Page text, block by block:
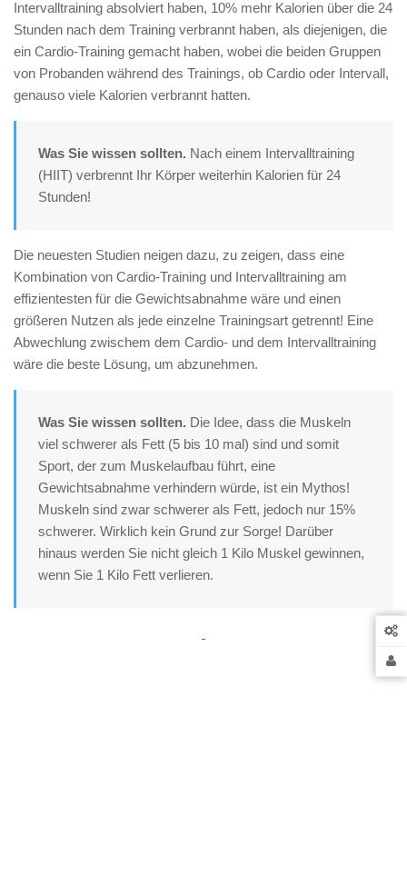
Intervalltraining absolviert haben, 10% mehr Kalorien über die 24
Stunden nach dem Training verbrannt haben, als diejenigen, die
ein Cardio-Training gemacht haben, wobei die beiden Gruppen
von Probanden während des Trainings, ob Cardio oder Intervall,
genauso viele Kalorien verbrannt hatten.
Was Sie wissen sollten. Nach einem Intervalltraining
(HIIT) verbrennt Ihr Körper weiterhin Kalorien für 24
Stunden!
Die neuesten Studien neigen dazu, zu zeigen, dass eine
Kombination von Cardio-Training und Intervalltraining am
effizientesten für die Gewichtsabnahme wäre und einen
größeren Nutzen als jede einzelne Trainingsart getrennt! Eine
Abwechlung zwischem dem Cardio- und dem Intervalltraining
wäre die beste Lösung, um abzunehmen.
Was Sie wissen sollten. Die Idee, dass die Muskeln
viel schwerer als Fett (5 bis 10 mal) sind und somit
Sport, der zum Muskelaufbau führt, eine
Gewichtsabnahme verhindern würde, ist ein Mythos!
Muskeln sind zwar schwerer als Fett, jedoch nur 15%
schwerer. Wirklich kein Grund zur Sorge! Darüber
hinaus werden Sie nicht gleich 1 Kilo Muskel gewinnen,
wenn Sie 1 Kilo Fett verlieren.